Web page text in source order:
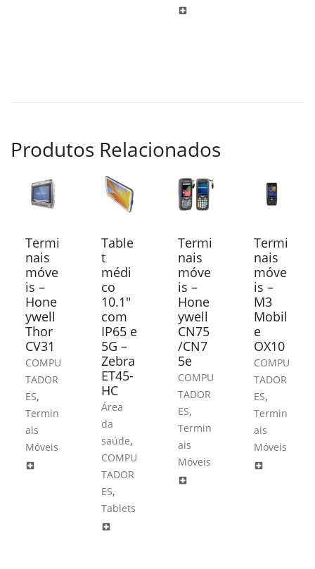
local_hospital
Produtos Relacionados
Termi
nais
móve
is –
Hone
ywell
Thor
CV31
COMPU
TADOR
ES,
Termin
ais
Móveis
local_hospital
Table
t
médi
co
10.1″
com
IP65 e
5G –
Zebra
ET45-
HC
Área
da
saúde,
COMPU
TADOR
ES,
Tablets
local_hospital
Termi
nais
móve
is –
Hone
ywell
CN75
/CN7
5e
COMPU
TADOR
ES,
Termin
ais
Móveis
local_hospital
Termi
nais
móve
is –
M3
Mobil
e
OX10
COMPU
TADOR
ES,
Termin
ais
Móveis
local_hospital